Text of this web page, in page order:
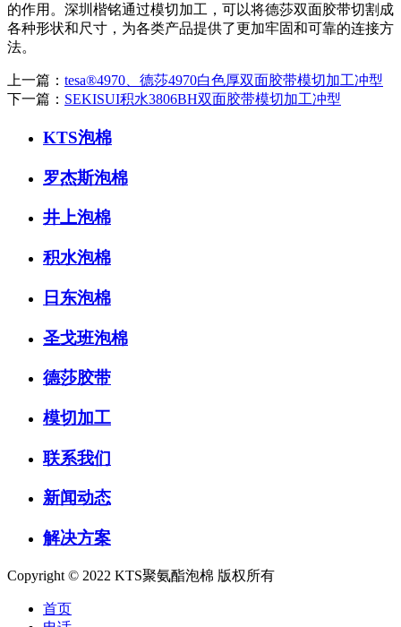
的作用。深圳楷铭通过模切加工，可以将德莎双面胶带切割成
各种形状和尺寸，为各类产品提供了更加牢固和可靠的连接方
法。
上一篇： tesa®4970、德莎4970白色厚双面胶带模切加工冲型
下一篇： SEKISUI积水3806BH双面胶带模切加工冲型
KTS泡棉
罗杰斯泡棉
井上泡棉
积水泡棉
日东泡棉
圣戈班泡棉
德莎胶带
模切加工
联系我们
新闻动态
解决方案
Copyright © 2022 KTS聚氨酯泡棉 版权所有
首页